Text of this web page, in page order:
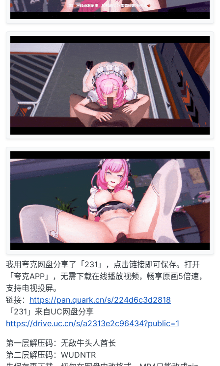
我用夸克网盘分享了「231」，点击链接即可保存。打开
「夸克APP」，无需下载在线播放视频，畅享原画5倍速，
支持电视投屏。
链接： https://pan.quark.cn/s/224d6c3d2818
「231」来自UC网盘分享
https://drive.uc.cn/s/a2313e2c96434?public=1
第一层解压码：无敌牛头人酋长
第二层解压码：WUDNTR